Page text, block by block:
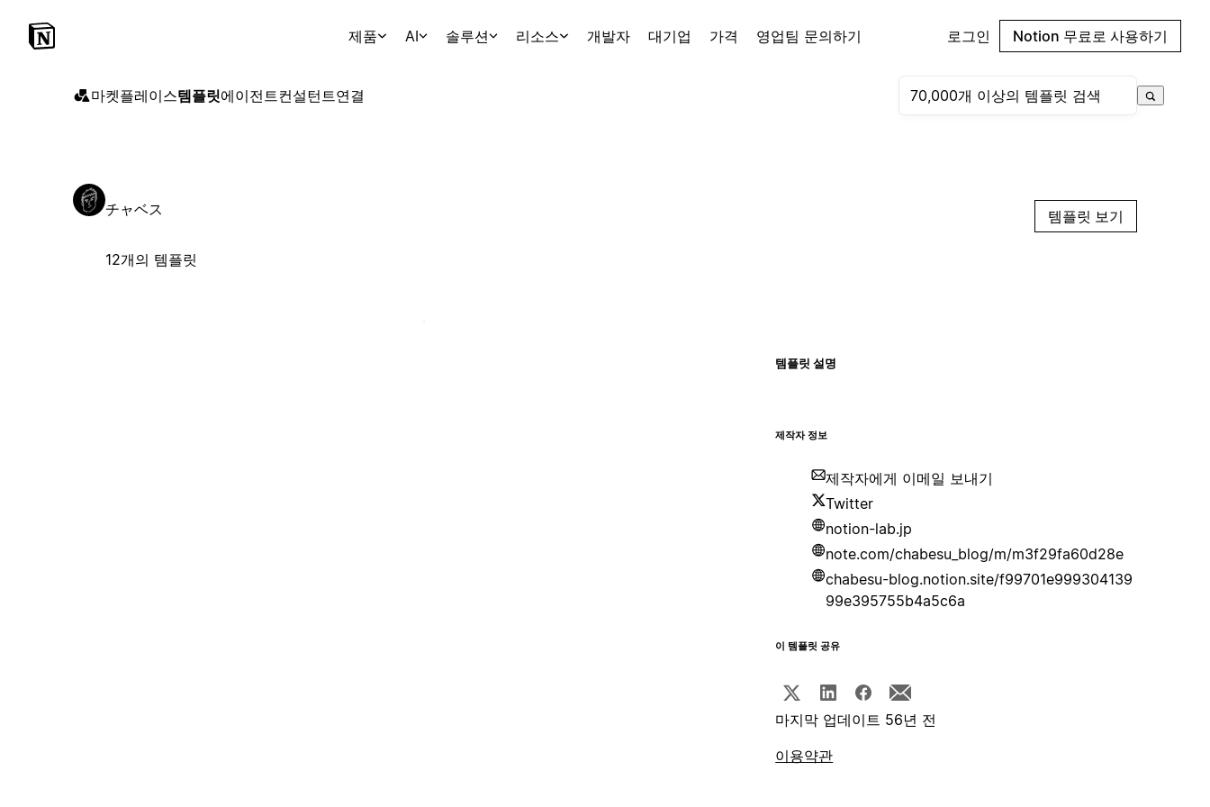
제품 AI 솔루션 리소스 개발자 대기업 가격 영업팀 문의하기 로그인 Notion 무료로 사용하기
마켓플레이스템플릿에이전트컨설턴트연결
チャベス
12개의 템플릿
템플릿 보기
템플릿 설명
제작자 정보
제작자에게 이메일 보내기
Twitter
notion-lab.jp
note.com/chabesu_blog/m/m3f29fa60d28e
chabesu-blog.notion.site/f99701e999304139
99e395755b4a5c6a
이 템플릿 공유
마지막 업데이트 56년 전
이용약관